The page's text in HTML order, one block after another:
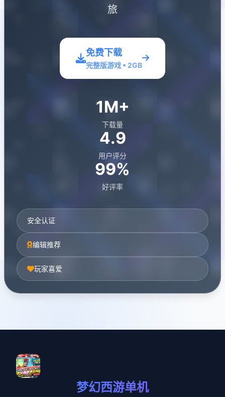
旅
免费下载
完整版游戏 • 2GB
1M+
下载量
4.9
用户评分
99%
好评率
安全认证
编辑推荐
玩家喜爱
梦幻西游单机